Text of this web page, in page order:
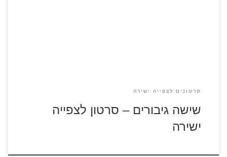
סרטונים לצפייה ישירה
שישה גיבורים – סרטון לצפייה
ישירה